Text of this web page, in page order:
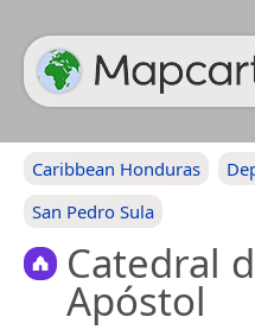
Caribbean Honduras
San Pedro Sula
Catedral
Apóstol